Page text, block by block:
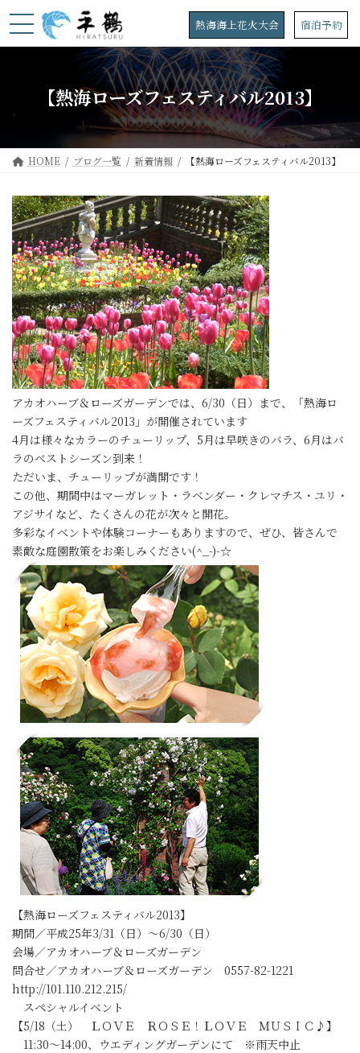
ン
プ
ビ
動
熱海海上花火大会 宿泊予約
【熱海ローズフェスティバル2013】
HOME ブログ一覧 新着情報 【熱海ローズフェスティバル2013】
アカオハーブ＆ローズガーデンでは、6/30（日）まで、「熱海ロ
ーズフェスティバル2013」が開催されています
4月は様々なカラーのチューリップ、5月は早咲きのバラ、6月はバ
ラのベストシーズン到来！
ただいま、チューリップが満開です！
この他、期間中はマーガレット・ラベンダー・クレマチス・ユリ・
アジサイなど、たくさんの花が次々と開花。
多彩なイベントや体験コーナーもありますので、ぜひ、皆さんで
素敵な庭園散策をお楽しみください(^_-)-☆
【熱海ローズフェスティバル2013】
期間／平成25年3/31（日）～6/30（日）
会場／アカオハーブ＆ローズガーデン
問合せ／アカオハーブ＆ローズガーデン 0557-82-1221
http://101.110.212.215/
スペシャルイベント
【5/18（土） ＬＯＶＥ ＲＯＳＥ！ＬＯＶＥ ＭＵＳＩＣ♪】
11:30～14:00、ウエディングガーデンにて ※雨天中止